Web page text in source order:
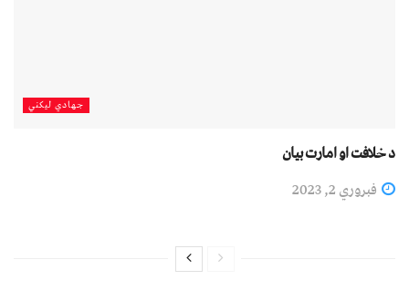
جهادي لیکني
د خلافت او امارت بیان
فبروري 2, 2023